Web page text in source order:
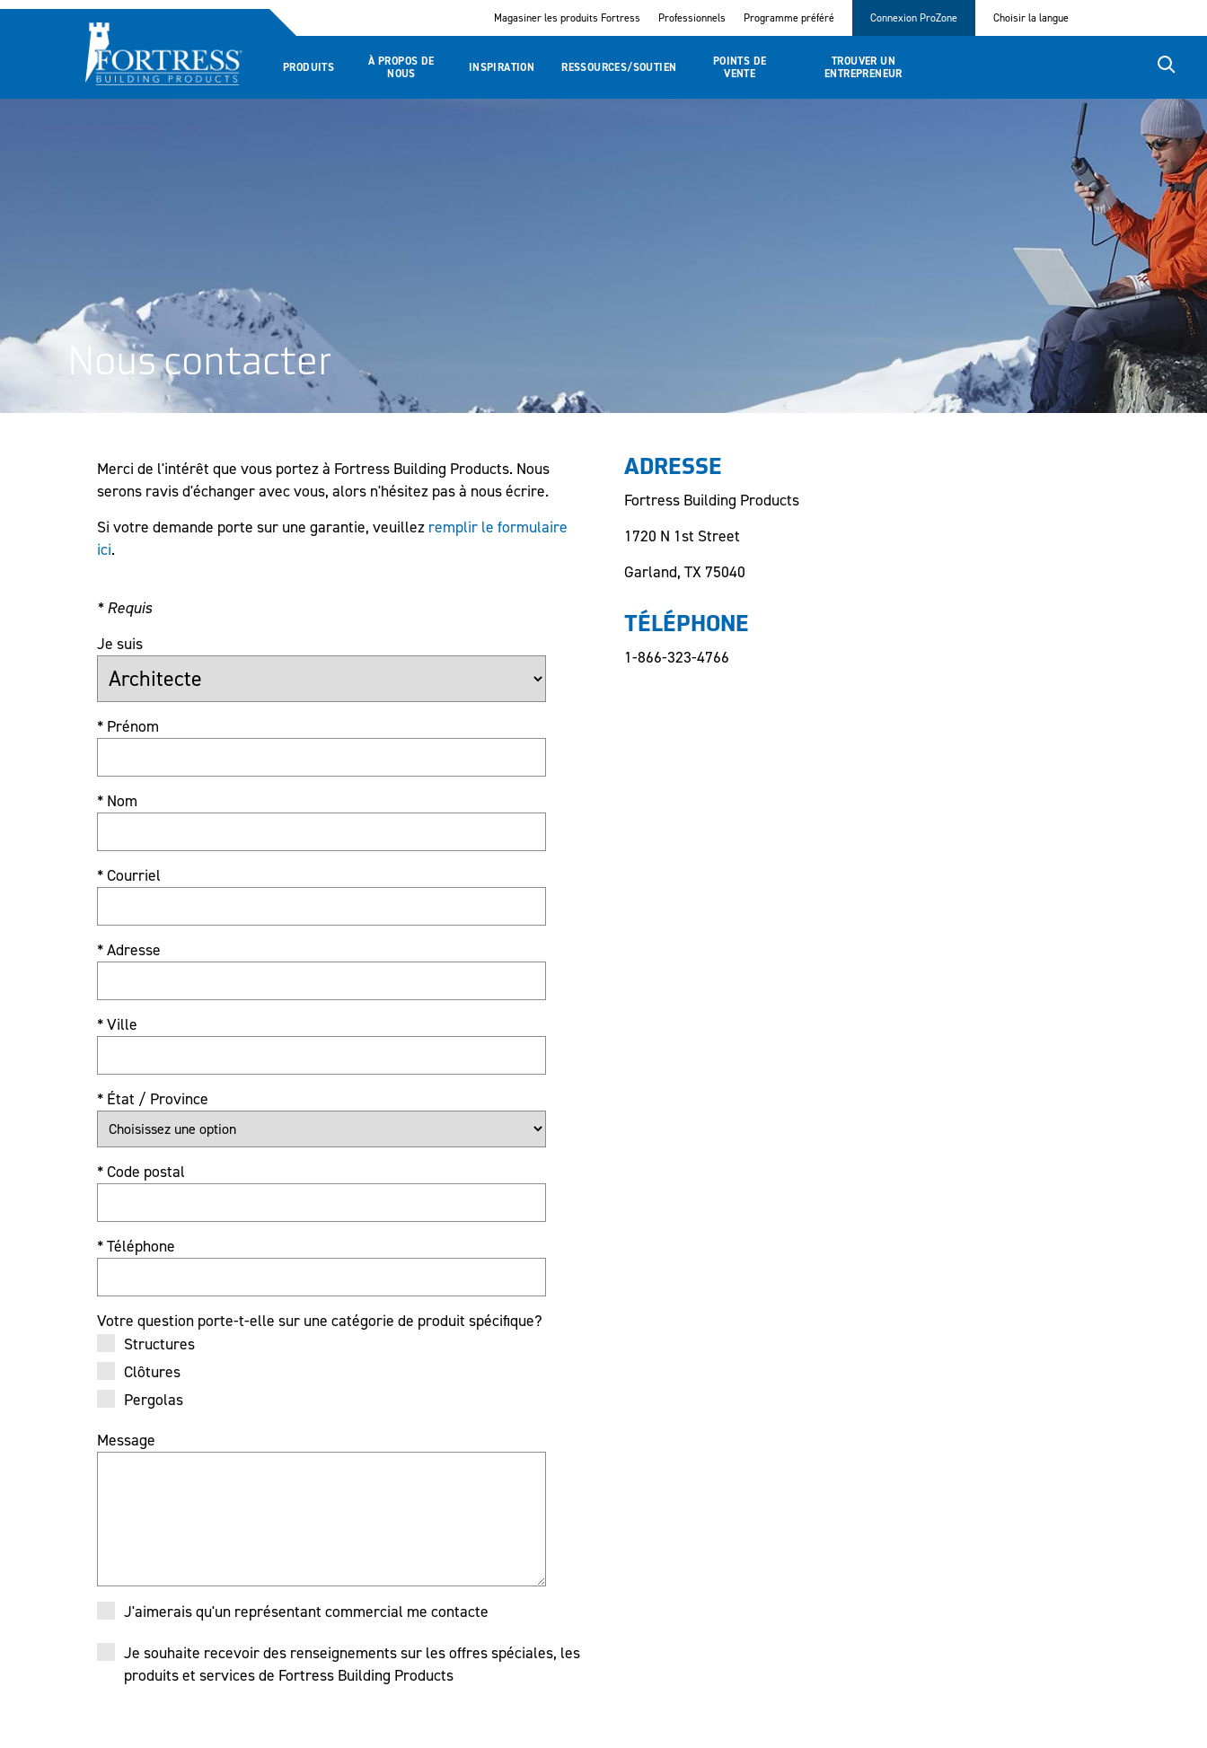
Magasiner les produits Fortress Professionnels Programme préféré Connexion ProZone Choisir la langue
PRODUITS
À PROPOS DE
NOUS
INSPIRATION RESSOURCES/SOUTIEN
POINTS DE
VENTE
TROUVER UN
ENTREPRENEUR
Nous contacter
Merci de l'intérêt que vous portez à Fortress Building Products. Nous
serons ravis d'échanger avec vous, alors n'hésitez pas à nous écrire.
Si votre demande porte sur une garantie, veuillez remplir le formulaire
ici.
* Requis
Je suis
* Prénom
* Nom
* Courriel
* Adresse
* Ville
* État / Province
* Code postal
* Téléphone
Votre question porte-t-elle sur une catégorie de produit spécifique?
Structures
Clôtures
Pergolas
Message
J'aimerais qu'un représentant commercial me contacte
Je souhaite recevoir des renseignements sur les offres spéciales, les
produits et services de Fortress Building Products
ADRESSE
Fortress Building Products
1720 N 1st Street
Garland, TX 75040
TÉLÉPHONE
1-866-323-4766